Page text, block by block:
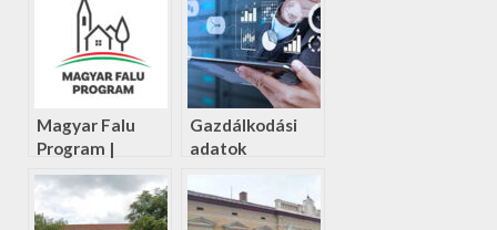
Magyar Falu
Program |
Felelős
állattartás
elősegítése
Gazdálkodási
adatok